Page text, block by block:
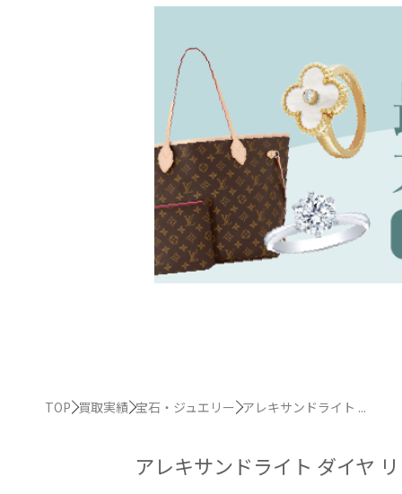
TOP 買取実績 宝石・ジュエリー アレキサンドライト ...
アレキサンドライト ダイヤ